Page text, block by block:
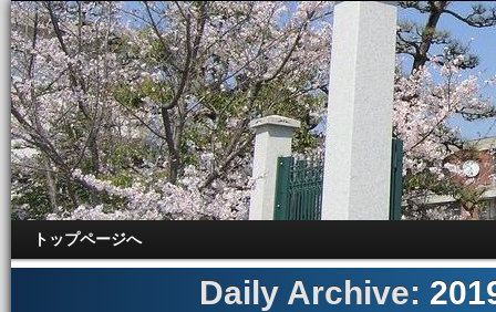
トップページへ
Daily Archive: